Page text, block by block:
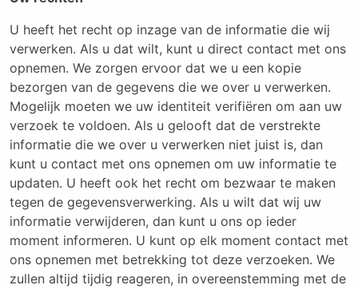
U heeft het recht op inzage van de informatie die wij
verwerken. Als u dat wilt, kunt u direct contact met ons
opnemen. We zorgen ervoor dat we u een kopie
bezorgen van de gegevens die we over u verwerken.
Mogelijk moeten we uw identiteit verifiëren om aan uw
verzoek te voldoen. Als u gelooft dat de verstrekte
informatie die we over u verwerken niet juist is, dan
kunt u contact met ons opnemen om uw informatie te
updaten. U heeft ook het recht om bezwaar te maken
tegen de gegevensverwerking. Als u wilt dat wij uw
informatie verwijderen, dan kunt u ons op ieder
moment informeren. U kunt op elk moment contact met
ons opnemen met betrekking tot deze verzoeken. We
zullen altijd tijdig reageren, in overeenstemming met de